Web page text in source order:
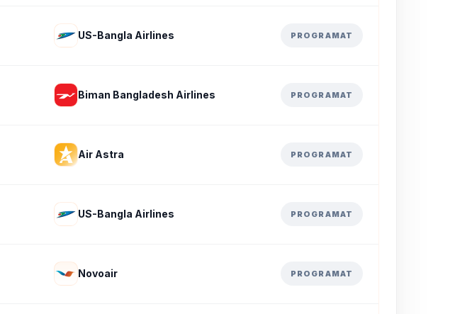
US-Bangla Airlines PROGRAMAT
Biman Bangladesh Airlines PROGRAMAT
Air Astra PROGRAMAT
US-Bangla Airlines PROGRAMAT
Novoair PROGRAMAT